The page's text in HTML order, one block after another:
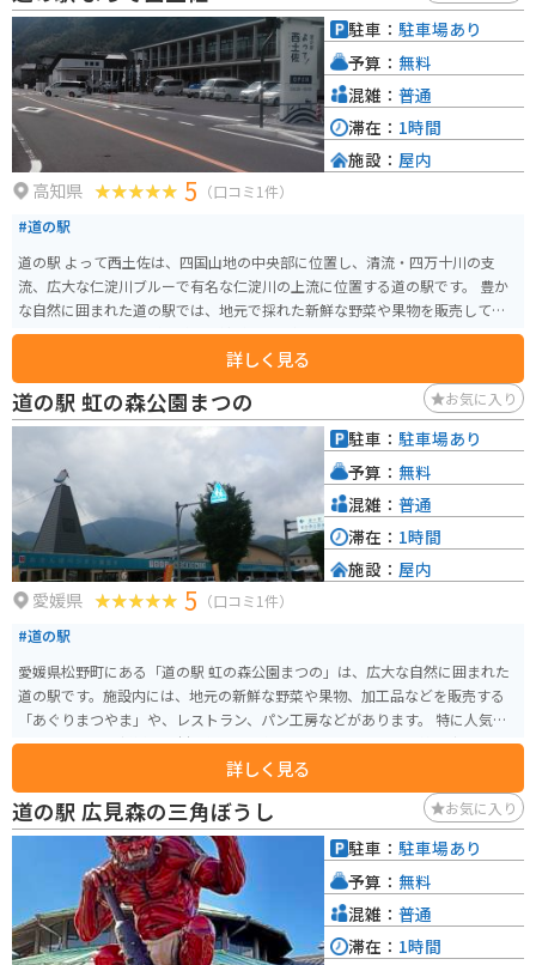
高知県 5 （口コミ1件）
#道の駅
道の駅 よって西土佐は、四国山地の中央部に位置し、清流・四万十川の支
流、広大な仁淀川ブルーで有名な仁淀川の上流に位置する道の駅です。 豊か
な自然に囲まれた道の駅では、地元で採れた新鮮な野菜や果物を販売してお
り、特産品であるジビエ料理や鮎料理も人気です。 また、レンタサイクルの
貸し出しも行っているので、雄大な景色を眺めながらサイクリングを楽しむ
こともできます。 バイクに乗られる方は、道の駅周辺のワインディングロー
ドも人気です。 特に、国道439号線は「酷道」としても知られており、ライ
ダーのチャレンジ精神をくすぐるルートとなっています。 ただし、道幅が狭
くカーブも多いので、走行には十分注意してください。
詳しく見る
駐車： 駐車場あり
予算： 無料
混雑： 普通
滞在： 1時間
施設： 屋内
道の駅 虹の森公園まつの お気に入り
愛媛県 5 （口コミ1件）
#道の駅
愛媛県松野町にある「道の駅 虹の森公園まつの」は、広大な自然に囲まれた
道の駅です。施設内には、地元の新鮮な野菜や果物、加工品などを販売する
「あぐりまつやま」や、レストラン、パン工房などがあります。 特に人気な
のは、地元産の新鮮な食材を使った手作りジェラートです。季節限定のフレ
ーバーもあるので、訪れるたびに新しい味を楽しめます。また、道の駅の隣
接する虹の森公園には、遊具広場や芝生広場、アスレチックなどがあり、子
供連れでも一日中楽しめます。 バイクで訪れる場合、道の駅には広い駐車場
が完備されているので安心です。周辺には、四国カルストや滑床渓谷などの
景勝地が点在しており、ツーリングの拠点としても最適です。愛媛県ならで
はの美しい自然と、美味しいグルメを満喫できる道の駅です。
詳しく見る
駐車： 駐車場あり
予算： 無料
混雑： 普通
滞在： 1時間
施設： 屋内
道の駅 広見森の三角ぼうし お気に入り
駐車： 駐車場あり
予算： 無料
混雑： 普通
滞在： 1時間